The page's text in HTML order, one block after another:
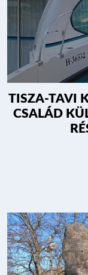
TISZA-TAVI
CSALÁD